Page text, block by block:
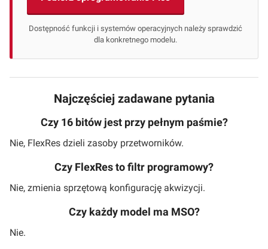
Dostępność funkcji i systemów operacyjnych należy sprawdzić
dla konkretnego modelu.
Najczęściej zadawane pytania
Czy 16 bitów jest przy pełnym paśmie?
Nie, FlexRes dzieli zasoby przetworników.
Czy FlexRes to filtr programowy?
Nie, zmienia sprzętową konfigurację akwizycji.
Czy każdy model ma MSO?
Nie.